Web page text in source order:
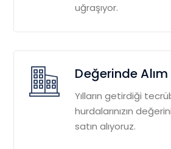
uğraşıyor.
Değerinde Alım
Yılların getirdiği
hurdalarınızın
satın alıyoruz.